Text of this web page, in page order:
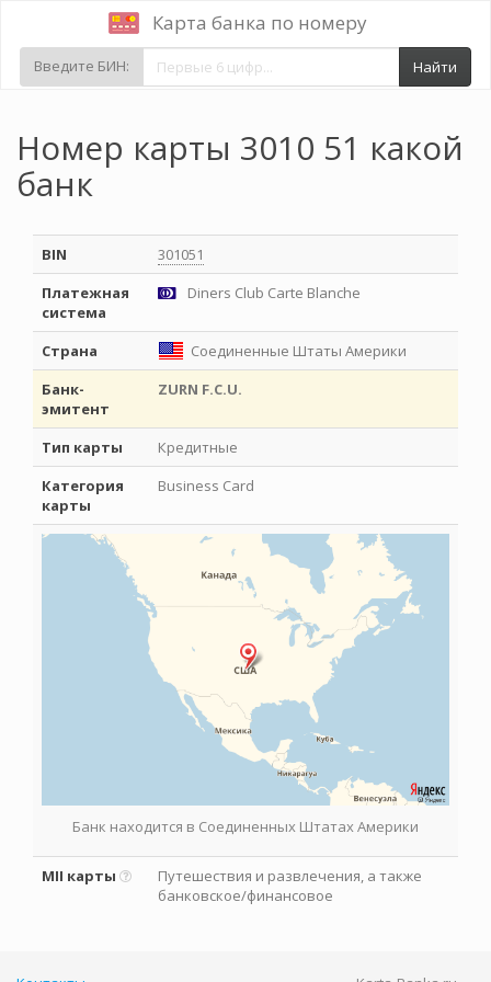
Карта банка по номеру
Введите БИН: Найти
Номер карты 3010 51 какой
банк
BIN
301051
Платежная
система
Diners Club Carte Blanche
Страна
Соединенные Штаты Америки
Банк-
эмитент
ZURN F.C.U.
Тип карты
Кредитные
Категория
карты
Business Card
Банк находится в Соединенных Штатах Америки
MII карты
Путешествия и развлечения, а также
банковское/финансовое